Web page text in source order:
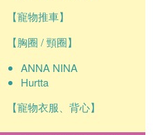
【寵物推車】
【胸圈 / 頸圈】
ANNA NINA
Hurtta
【寵物衣服、背心】